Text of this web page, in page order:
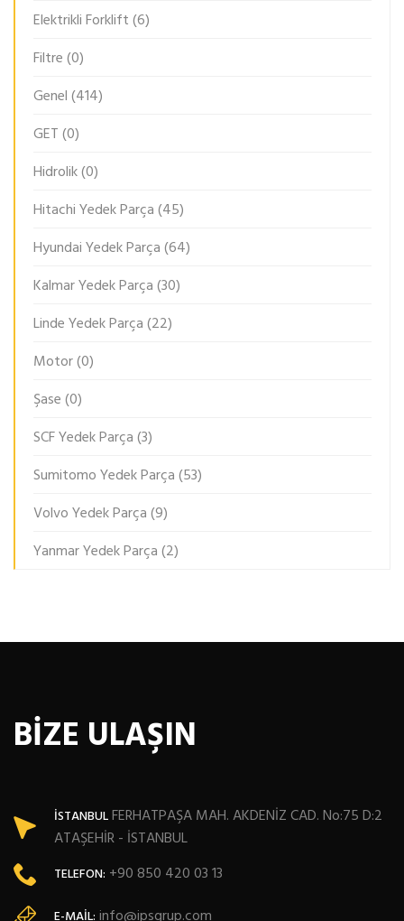
Elektrikli Forklift(6)
Filtre(0)
Genel(414)
GET(0)
Hidrolik(0)
Hitachi Yedek Parça(45)
Hyundai Yedek Parça(64)
Kalmar Yedek Parça(30)
Linde Yedek Parça(22)
Motor(0)
Şase(0)
SCF Yedek Parça(3)
Sumitomo Yedek Parça(53)
Volvo Yedek Parça(9)
Yanmar Yedek Parça(2)
BİZE ULAŞIN
İSTANBULFERHATPAŞA MAH. AKDENİZ CAD. No:75 D:2
ATAŞEHİR - İSTANBUL
TELEFON: +90 850 420 03 13